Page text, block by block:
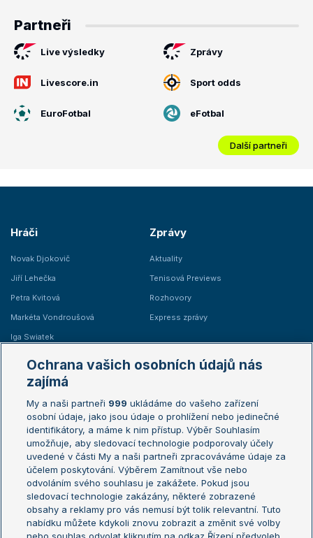
Partneři
Live výsledky Zprávy
Livescore.in Sport odds
EuroFotbal eFotbal
Další partneři
Hráči
Novak Djokovič
Jiří Lehečka
Petra Kvitová
Markéta Vondroušová
Iga Swiatek
Zprávy
Aktuality
Tenisová Previews
Rozhovory
Express zprávy
Žebříčky
Žebříček ATP (muži)
Žebříček WTA (ženy)
Sázkařský žebříček
Australian Open
French Open
Wimbledon
US Open
Turnaj mistrů
Turnaj mistryň
Aktualní trendy
Ochrana vašich osobních údajů nás
zajímá
My a naši partneři 999 ukládáme do vašeho zařízení
osobní údaje, jako jsou údaje o prohlížení nebo jedinečné
identifikátory, a máme k nim přístup. Výběr Souhlasím
umožňuje, aby sledovací technologie podporovaly účely
uvedené v části My a naši partneři zpracováváme údaje za
účelem poskytování. Výběrem Zamítnout vše nebo
odvoláním svého souhlasu je zakážete. Pokud jsou
sledovací technologie zakázány, některé zobrazené
obsahy a reklamy pro vás nemusí být tolik relevantní. Tuto
nabídku můžete kdykoli znovu zobrazit a změnit své volby